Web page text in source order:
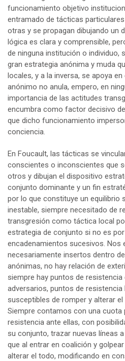
funcionamiento objetivo
entramado de tácticas
otras y se propagan dibujando un
lógica es clara y comprensible,
de ninguna institución o individuo,
gran estrategia anónima y muda
locales, y a la inversa, se apoya
anónimo no anula, empero, en
importancia de las actitudes
encumbra como factor decisivo
que dicho funcionamiento
conciencia.
En Foucault, las tácticas se
conscientes o inconscientes que
otros y dibujan el dispositivo
conjunto dominante y un fin
por lo que constituye un equilibrio
inestable, siempre necesitado de
transgresión como táctica local
estrategia de conjunto si no es
encadenamientos sucesivos. Nos
necesariamente insertos dentro
anónimas, no hay relación de
siempre hay puntos de resistencia
adversarios, puntos de resistencia
susceptibles de romper y alterar
Siempre contamos con una cuota
resistencia ante ellas, con
su conjunto, trazar nuevas líneas
que al entrar en coalición y
alterar el todo, modificando en